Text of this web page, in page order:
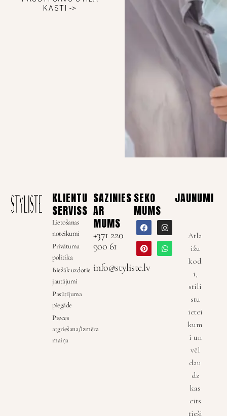
KASTI ->
KLIENTU
SERVISS
Lietošanas
noteikumi
Privātuma
politika
Biežāk uzdotie
jautājumi
Pasūtījuma
piegāde
Preces
atgriešana/izmēra
maiņa
SAZINIES
AR
MUMS
+371 220
900 61
info@styliste.lv
SEKO
MUMS
JAUNUMI
Atla
ižu
kod
i,
stili
stu
ietei
kum
i un
vēl
dau
dz
kas
cits
tieši